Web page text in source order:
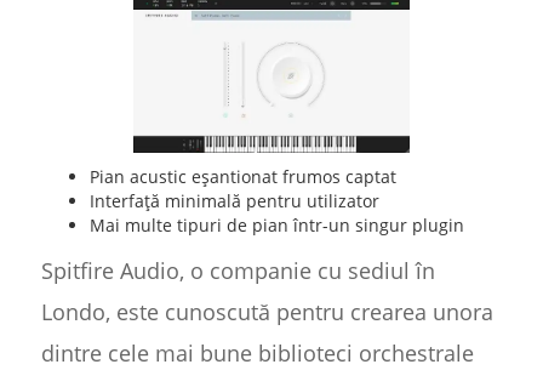
Pian acustic eșantionat frumos captat
Interfață minimală pentru utilizator
Mai multe tipuri de pian într-un singur plugin
Spitfire Audio, o companie cu sediul în
Londo, este cunoscută pentru crearea unora
dintre cele mai bune biblioteci orchestrale